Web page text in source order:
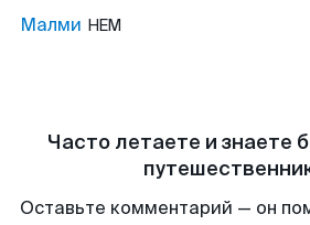
Малми HEM
Часто летаете и знаете
Оставьте комментарий — он